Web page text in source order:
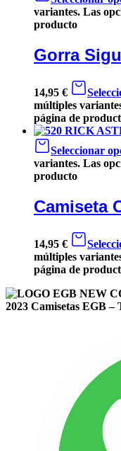
variantes. Las
producto
Gorra
14,95 €
múltiples
página de
Seleccionar
variantes. Las
producto
Camiseta
14,95 €
múltiples
página de
2023 Camisetas EGB –